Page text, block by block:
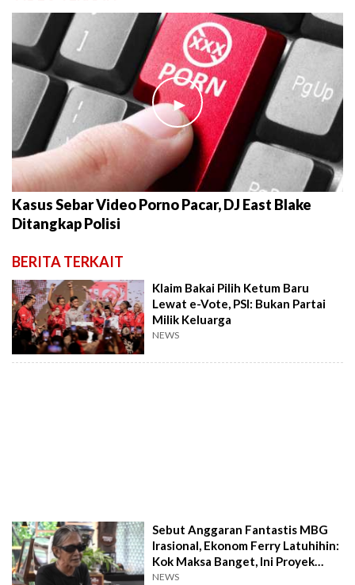
►
Kasus Sebar Video Porno Pacar, DJ East Blake
Ditangkap Polisi
BERITA TERKAIT
Klaim Bakai Pilih Ketum Baru
Lewat e-Vote, PSI: Bukan Partai
Milik Keluarga
NEWS
Sebut Anggaran Fantastis MBG
Irasional, Ekonom Ferry Latuhihin:
Kok Maksa Banget, Ini Proyek
Siapa?
NEWS